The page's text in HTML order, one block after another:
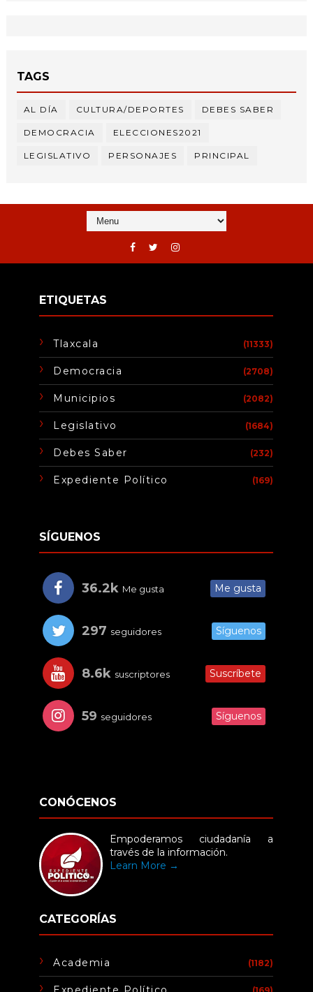
TAGS
AL DÍA CULTURA/DEPORTES DEBES SABER
DEMOCRACIA ELECCIONES2021
LEGISLATIVO PERSONAJES PRINCIPAL
ETIQUETAS
Tlaxcala (11333)
Democracia (2708)
Municipios (2082)
Legislativo (1684)
Debes Saber (232)
Expediente Político (169)
SÍGUENOS
36.2k Me gusta Me gusta
297 seguidores Síguenos
8.6k suscriptores Suscríbete
59 seguidores Síguenos
CONÓCENOS
Empoderamos ciudadanía a
través de la información.
Learn More →
CATEGORÍAS
Academia (1182)